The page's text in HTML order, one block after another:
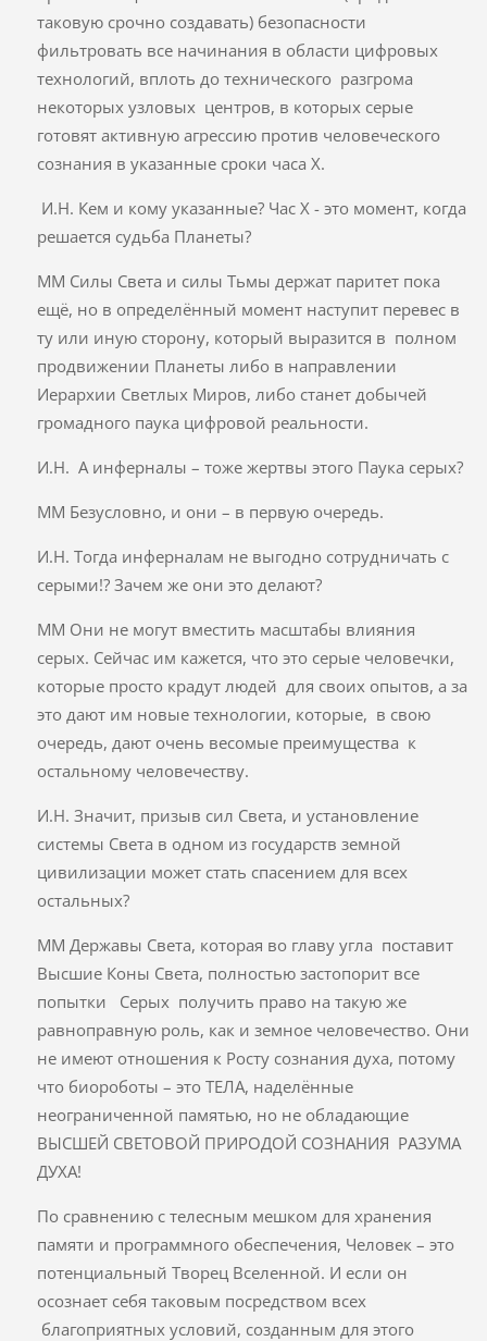
таковую срочно создавать) безопасности
фильтровать все начинания в области цифровых
технологий, вплоть до технического разгрома
некоторых узловых центров, в которых серые
готовят активную агрессию против человеческого
сознания в указанные сроки часа Х.
И.Н. Кем и кому указанные? Час Х - это момент, когда
решается судьба Планеты?
ММ Силы Света и силы Тьмы держат паритет пока
ещё, но в определённый момент наступит перевес в
ту или иную сторону, который выразится в полном
продвижении Планеты либо в направлении
Иерархии Светлых Миров, либо станет добычей
громадного паука цифровой реальности.
И.Н. А инферналы – тоже жертвы этого Паука серых?
ММ Безусловно, и они – в первую очередь.
И.Н. Тогда инферналам не выгодно сотрудничать с
серыми!? Зачем же они это делают?
ММ Они не могут вместить масштабы влияния
серых. Сейчас им кажется, что это серые человечки,
которые просто крадут людей для своих опытов, а за
это дают им новые технологии, которые, в свою
очередь, дают очень весомые преимущества к
остальному человечеству.
И.Н. Значит, призыв сил Света, и установление
системы Света в одном из государств земной
цивилизации может стать спасением для всех
остальных?
ММ Державы Света, которая во главу угла поставит
Высшие Коны Света, полностью застопорит все
попытки Серых получить право на такую же
равноправную роль, как и земное человечество. Они
не имеют отношения к Росту сознания духа, потому
что биороботы – это ТЕЛА, наделённые
неограниченной памятью, но не обладающие
ВЫСШЕЙ СВЕТОВОЙ ПРИРОДОЙ СОЗНАНИЯ РАЗУМА
ДУХА!
По сравнению с телесным мешком для хранения
памяти и программного обеспечения, Человек – это
потенциальный Творец Вселенной. И если он
осознает себя таковым посредством всех
благоприятных условий, созданным для этого